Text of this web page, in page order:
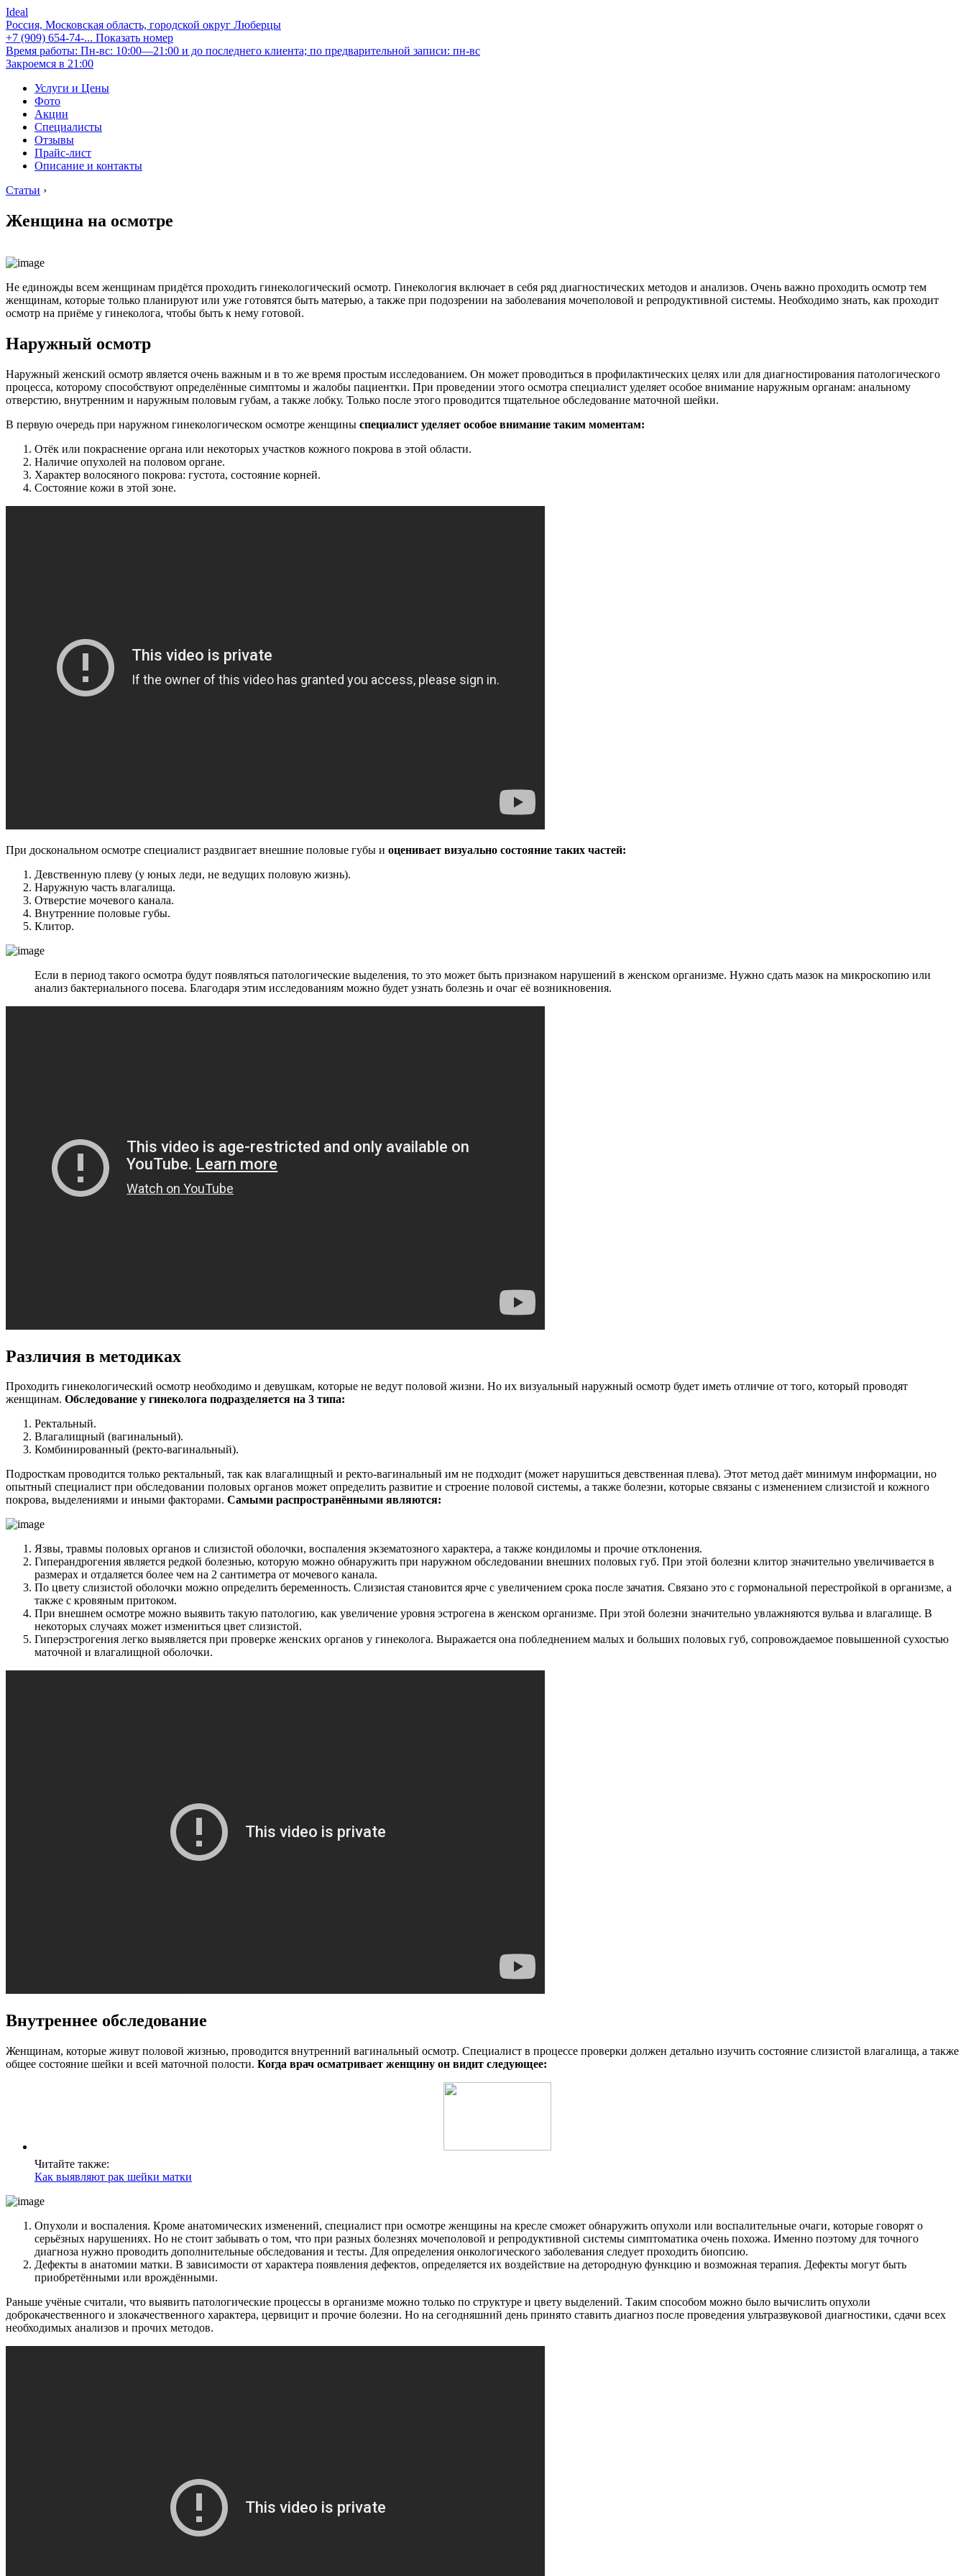
Ideal
Россия, Московская область, городской округ Люберцы
+7 (909) 654-74-... Показать номер
Время работы: Пн-вс: 10:00—21:00 и до последнего клиента; по предварительной записи: пн-вс
Закроемся в 21:00
Услуги и Цены
Фото
Акции
Специалисты
Отзывы
Прайс-лист
Описание и контакты
Статьи ›
Женщина на осмотре
Не единожды всем женщинам придётся проходить гинекологический осмотр. Гинекология включает в себя ряд диагностических методов и анализов. Очень важно проходить осмотр тем
женщинам, которые только планируют или уже готовятся быть матерью, а также при подозрении на заболевания мочеполовой и репродуктивной системы. Необходимо знать, как проходит
осмотр на приёме у гинеколога, чтобы быть к нему готовой.
Наружный осмотр
Наружный женский осмотр является очень важным и в то же время простым исследованием. Он может проводиться в профилактических целях или для диагностирования патологического
процесса, которому способствуют определённые симптомы и жалобы пациентки. При проведении этого осмотра специалист уделяет особое внимание наружным органам: анальному
отверстию, внутренним и наружным половым губам, а также лобку. Только после этого проводится тщательное обследование маточной шейки.
В первую очередь при наружном гинекологическом осмотре женщины специалист уделяет особое внимание таким моментам:
Отёк или покраснение органа или некоторых участков кожного покрова в этой области.
Наличие опухолей на половом органе.
Характер волосяного покрова: густота, состояние корней.
Состояние кожи в этой зоне.
При доскональном осмотре специалист раздвигает внешние половые губы и оценивает визуально состояние таких частей:
Девственную плеву (у юных леди, не ведущих половую жизнь).
Наружную часть влагалища.
Отверстие мочевого канала.
Внутренние половые губы.
Клитор.
Если в период такого осмотра будут появляться патологические выделения, то это может быть признаком нарушений в женском организме. Нужно сдать мазок на микроскопию или
анализ бактериального посева. Благодаря этим исследованиям можно будет узнать болезнь и очаг её возникновения.
Различия в методиках
Проходить гинекологический осмотр необходимо и девушкам, которые не ведут половой жизни. Но их визуальный наружный осмотр будет иметь отличие от того, который проводят
женщинам. Обследование у гинеколога подразделяется на 3 типа:
Ректальный.
Влагалищный (вагинальный).
Комбинированный (ректо-вагинальный).
Подросткам проводится только ректальный, так как влагалищный и ректо-вагинальный им не подходит (может нарушиться девственная плева). Этот метод даёт минимум информации, но
опытный специалист при обследовании половых органов может определить развитие и строение половой системы, а также болезни, которые связаны с изменением слизистой и кожного
покрова, выделениями и иными факторами. Самыми распространёнными являются:
Язвы, травмы половых органов и слизистой оболочки, воспаления экзематозного характера, а также кондиломы и прочие отклонения.
Гиперандрогения является редкой болезнью, которую можно обнаружить при наружном обследовании внешних половых губ. При этой болезни клитор значительно увеличивается в
размерах и отдаляется более чем на 2 сантиметра от мочевого канала.
По цвету слизистой оболочки можно определить беременность. Слизистая становится ярче с увеличением срока после зачатия. Связано это с гормональной перестройкой в организме, а
также с кровяным притоком.
При внешнем осмотре можно выявить такую патологию, как увеличение уровня эстрогена в женском организме. При этой болезни значительно увлажняются вульва и влагалище. В
некоторых случаях может измениться цвет слизистой.
Гиперэстрогения легко выявляется при проверке женских органов у гинеколога. Выражается она побледнением малых и больших половых губ, сопровождаемое повышенной сухостью
маточной и влагалищной оболочки.
Внутреннее обследование
Женщинам, которые живут половой жизнью, проводится внутренний вагинальный осмотр. Специалист в процессе проверки должен детально изучить состояние слизистой влагалища, а также
общее состояние шейки и всей маточной полости. Когда врач осматривает женщину он видит следующее:
Читайте также:
Как выявляют рак шейки матки
Опухоли и воспаления. Кроме анатомических изменений, специалист при осмотре женщины на кресле сможет обнаружить опухоли или воспалительные очаги, которые говорят о
серьёзных нарушениях. Но не стоит забывать о том, что при разных болезнях мочеполовой и репродуктивной системы симптоматика очень похожа. Именно поэтому для точного
диагноза нужно проводить дополнительные обследования и тесты. Для определения онкологического заболевания следует проходить биопсию.
Дефекты в анатомии матки. В зависимости от характера появления дефектов, определяется их воздействие на детородную функцию и возможная терапия. Дефекты могут быть
приобретёнными или врождёнными.
Раньше учёные считали, что выявить патологические процессы в организме можно только по структуре и цвету выделений. Таким способом можно было вычислить опухоли
доброкачественного и злокачественного характера, цервицит и прочие болезни. Но на сегодняшний день принято ставить диагноз после проведения ультразвуковой диагностики, сдачи всех
необходимых анализов и прочих методов.